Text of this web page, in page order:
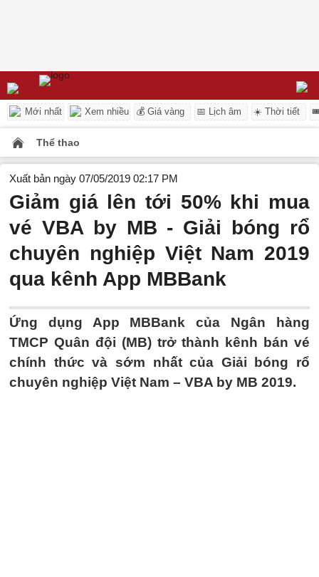
Mới nhất Xem nhiều 💰 Giá vàng 📅 Lịch âm ☀️ Thời tiết
Thể thao
Xuất bản ngày 07/05/2019 02:17 PM
Giảm giá lên tới 50% khi mua
vé VBA by MB - Giải bóng rổ
chuyên nghiệp Việt Nam 2019
qua kênh App MBBank
Ứng dụng App MBBank của Ngân hàng
TMCP Quân đội (MB) trở thành kênh bán vé
chính thức và sớm nhất của Giải bóng rổ
chuyên nghiệp Việt Nam – VBA by MB 2019.